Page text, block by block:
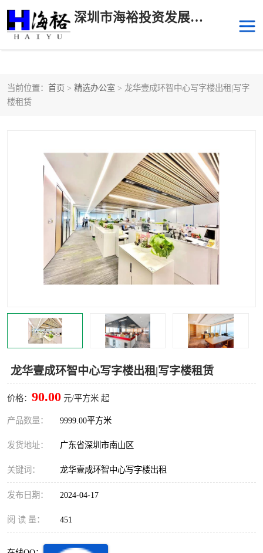
深圳市海裕投资发展有限公司
当前位置： 首页 > 精选办公室 > 龙华壹成环智中心写字楼出租|写字
楼租赁
龙华壹成环智中心写字楼出租|写字楼租赁
价格： 90.00 元/平方米 起
产品数量： 9999.00平方米
发货地址： 广东省深圳市南山区
关键词： 龙华壹成环智中心写字楼出租
发布日期： 2024-04-17
阅 读 量： 451
后海
深圳湾科技生态园
福田中心区写字楼租赁 宝安中心区
深圳宝安 福田车公庙
罗湖水贝 南山南油
罗湖区
兴东 石岩
车公庙
中心区
南山区 西丽
深圳超级总部基地 后海